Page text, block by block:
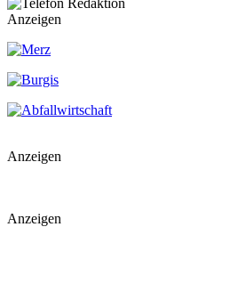
Anzeigen
Anzeigen
Anzeigen